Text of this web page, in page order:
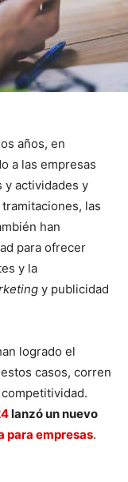
años, en
a las empresas
y actividades y
las
han
para ofrecer
y la
y publicidad
logrado el
casos, corren
lanzó un nuevo
empresas.